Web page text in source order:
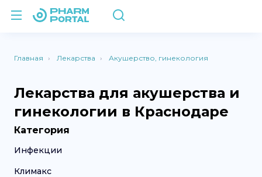
Главная Лекарства Акушерство, гинекология
Лекарства для акушерства и
гинекологии в Краснодаре
Категория
Инфекции
Климакс